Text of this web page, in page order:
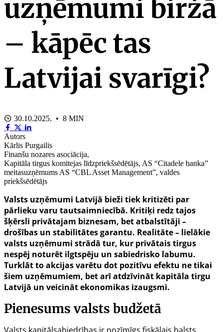
uzņēmumi biržā
– kāpēc tas
Latvijai svarīgi?
30.10.2025. • 8 MIN
Autors
Kārlis Purgailis
Finanšu nozares asociācija,
Kapitāla tirgus komitejas līdzpriekšsēdētājs, AS “Citadele banka”
meitasuzņēmums AS “CBL Asset Management”, valdes
priekšsēdētājs
Valsts uzņēmumi Latvijā bieži tiek kritizēti par
pārlieku varu tautsaimniecībā. Kritiķi redz tajos
šķērsli privātajam biznesam, bet atbalstītāji –
drošības un stabilitātes garantu. Realitāte – lielākie
valsts uzņēmumi strādā tur, kur privātais tirgus
nespēj noturēt ilgtspēju un sabiedrisko labumu.
Turklāt to akcijas varētu dot pozitīvu efektu ne tikai
šiem uzņēmumiem, bet arī atdzīvināt kapitāla tirgu
Latvijā un veicināt ekonomikas izaugsmi.
Pienesums valsts budžetā